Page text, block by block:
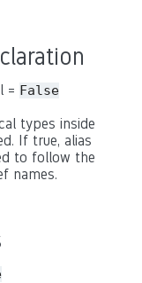
= False
types inside
If true, alias
to follow the
names.